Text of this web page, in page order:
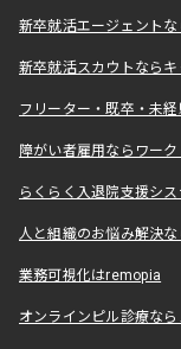
新卒就活エージェント
新卒就活スカウトなら
フリーター・既卒・未
障がい者雇用ならワーク
らくらく入退院支援シ
人と組織のお悩み解決な
業務可視化はremopia
オンラインピル診療な